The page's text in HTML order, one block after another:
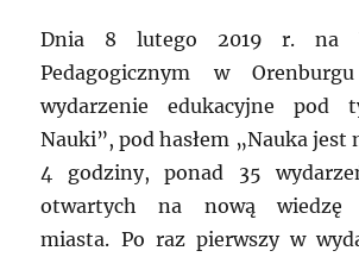
Dnia 8 lutego 2019 r. na
Pedagogicznym w
wydarzenie edukacyjne pod
Nauki”, pod hasłem „Nauka jest
4 godziny, ponad 35
otwartych na nową wiedzę
miasta. Po raz pierwszy w